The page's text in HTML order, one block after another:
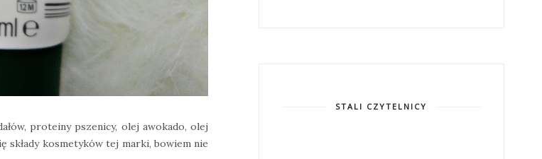
proteiny pszenicy, olej awokado, olej
składy kosmetyków tej marki, bowiem nie
STALI CZYTELNICY